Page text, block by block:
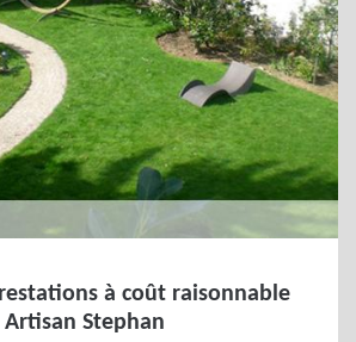
à coût raisonnable
Stephan